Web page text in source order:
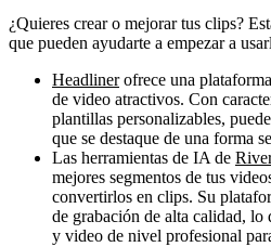
¿Quieres crear o mejorar tus clips?
que pueden ayudarte a empezar a
Headlinerofrece una
de video atractivos. Con
plantillas personalizables,
que se destaque de una forma
Las herramientas de IA de
mejores segmentos de tus
convertirlos en clips. Su
de grabación de alta calidad,
y video de nivel profesional